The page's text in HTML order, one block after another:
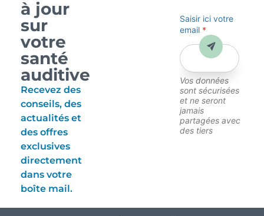
à jour
sur
votre
santé
auditive
Recevez des
conseils, des
actualités et
des offres
exclusives
directement
dans votre
boîte mail.
Saisir ici votre
email *
Vos données
sont sécurisées
et ne seront
jamais
partagées avec
des tiers
Envoyer